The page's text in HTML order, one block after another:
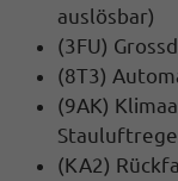
auslösbar)
(3FU)
(8T3)
(9AK)
(KA2)